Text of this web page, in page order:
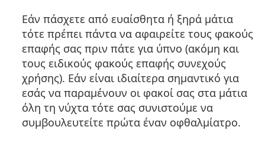
Εάν πάσχετε από ευαίσθητα ή ξηρά μάτια
τότε πρέπει πάντα να αφαιρείτε τους φακούς
επαφής σας πριν πάτε για ύπνο (ακόμη και
τους ειδικούς φακούς επαφής συνεχούς
χρήσης). Εάν είναι ιδιαίτερα σημαντικό για
εσάς να παραμένουν οι φακοί σας στα μάτια
όλη τη νύχτα τότε σας συνιστούμε να
συμβουλευτείτε πρώτα έναν οφθαλμίατρο.